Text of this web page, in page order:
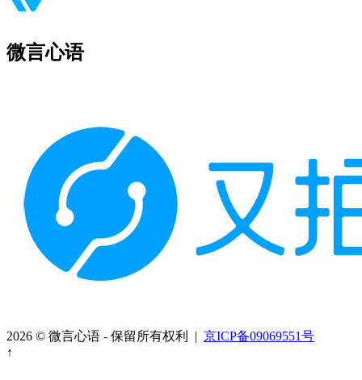
微言心语
2026 © 微言心语 - 保留所有权利 | 京ICP备09069551号
↑